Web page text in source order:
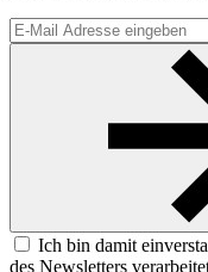
Ich bin damit
des Newsletters